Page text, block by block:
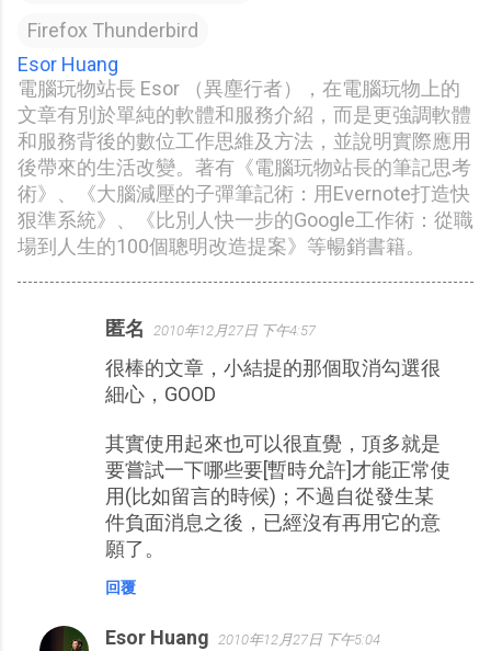
Firefox Thunderbird
Esor Huang
電腦玩物站長 Esor （異塵行者），在電腦玩物上的
文章有別於單純的軟體和服務介紹，而是更強調軟體
和服務背後的數位工作思維及方法，並說明實際應用
後帶來的生活改變。著有《電腦玩物站長的筆記思考
術》、《大腦減壓的子彈筆記術：用Evernote打造快
狠準系統》、《比別人快一步的Google工作術：從職
場到人生的100個聰明改造提案》等暢銷書籍。
匿名 2010年12月27日 下午4:57
很棒的文章，小結提的那個取消勾選很
細心，GOOD
其實使用起來也可以很直覺，頂多就是
要嘗試一下哪些要[暫時允許]才能正常使
用(比如留言的時候)；不過自從發生某
件負面消息之後，已經沒有再用它的意
願了。
回覆
Esor Huang 2010年12月27日 下午5:04